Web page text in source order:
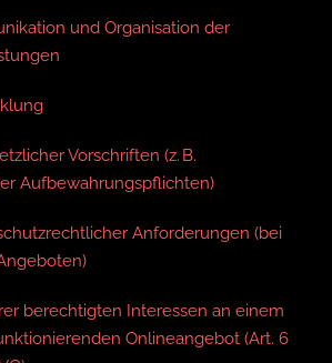
und Organisation der
Vorschriften (z. B.
Aufbewahrungspflichten)
Anforderungen (bei
berechtigten Interessen an einem
Onlineangebot (Art. 6